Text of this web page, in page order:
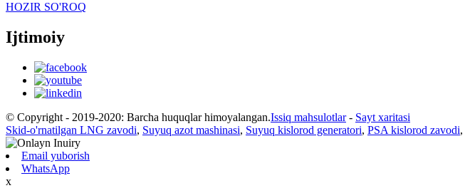
HOZIR SO'ROQ
Ijtimoiy
© Copyright - 2019-2020: Barcha huquqlar himoyalangan.Issiq mahsulotlar- Sayt xaritasi
Skid-o'rnatilgan LNG zavodi, Suyuq azot mashinasi, Suyuq kislorod generatori, PSA kislorod zavodi,
Email yuborish
WhatsApp
x